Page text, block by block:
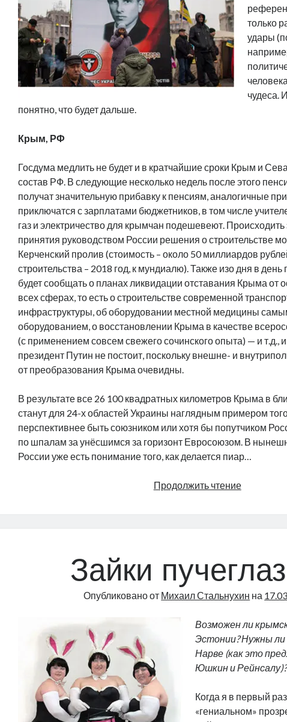
только
удары
чудеса.
понятно, что будет дальше.
Крым, РФ
Госдума медлить не будет и в кратчайшие сроки Крым и
состав РФ. В следующие несколько недель после этого
получат значительную прибавку к пенсиям, аналогичные
приключатся с зарплатами бюджетников, в том числе
газ и электричество для крымчан подешевеют. Происходить
принятия руководством России решения о строительстве
Керченский пролив (стоимость – около 50 миллиардов
строительства – 2018 год, к мундиалю). Также изо дня в
будет сообщать о планах ликвидации отставания Крыма от
всех сферах, то есть о строительстве современной
инфраструктуры, об оборудовании местной медицины
оборудованием, о восстановлении Крыма в качестве
(с применением совсем свежего сочинского опыта) — и т.д.,
президент Путин не постоит, поскольку внешне- и
от преобразования Крыма очевидны.
В результате все 26 100 квадратных километров Крыма в
станут для 24-х областей Украины наглядным примером
перспективнее быть союзником или хотя бы попутчиком
по шпалам за унёсшимся за горизонт Евросоюзом. В
России уже есть понимание того, как делается пиар…
Продолжить чтениеНовый
Зайки
Опубликовано от Михаил Стальнухин на
Возможен ли
Эстонии? Нужны ли
Нарве (как это
Юшкин и Рейнсалу)?
Когда я в первый
«гениальном»